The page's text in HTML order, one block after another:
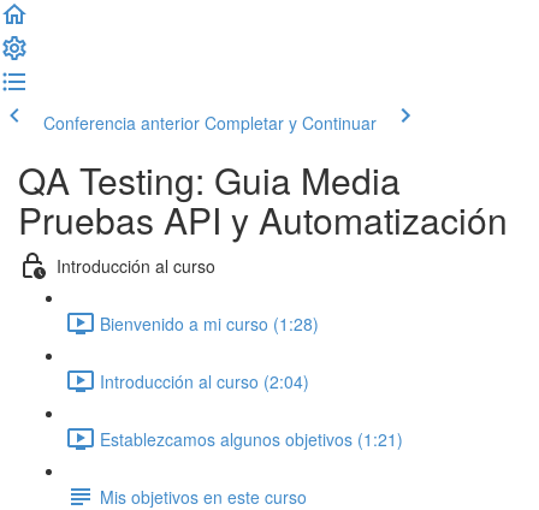
Conferencia anterior Completar y Continuar
QA Testing: Guia Media
Pruebas API y Automatización
Introducción al curso
Bienvenido a mi curso (1:28)
Introducción al curso (2:04)
Establezcamos algunos objetivos (1:21)
Mis objetivos en este curso